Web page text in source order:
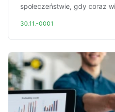
społeczeństwie, gdy coraz
30.11.-0001